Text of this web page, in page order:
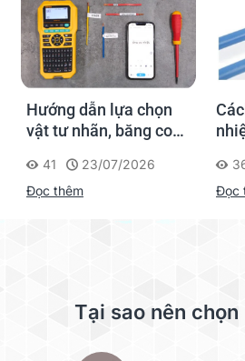
Hướng dẫn lựa chọn
vật tư nhãn, băng co
Supvan G15M Pro
41
23/07/2026
Đọc thêm
Đọc
Tại sao nên chọn